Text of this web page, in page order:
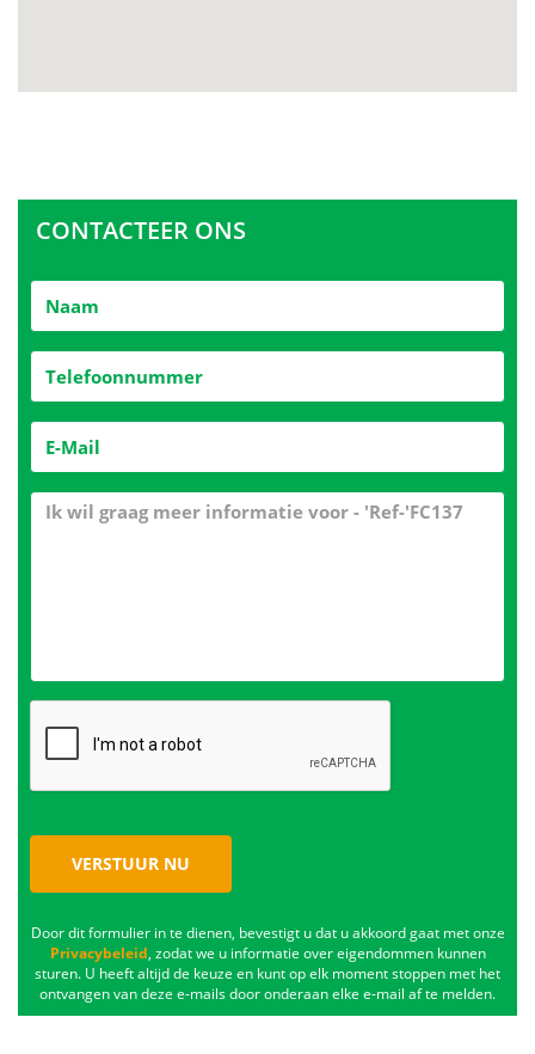
CONTACTEER ONS
VERSTUUR NU
Door dit formulier in te dienen, bevestigt u dat u akkoord gaat met onze
Privacybeleid, zodat we u informatie over eigendommen kunnen
sturen. U heeft altijd de keuze en kunt op elk moment stoppen met het
ontvangen van deze e-mails door onderaan elke e-mail af te melden.